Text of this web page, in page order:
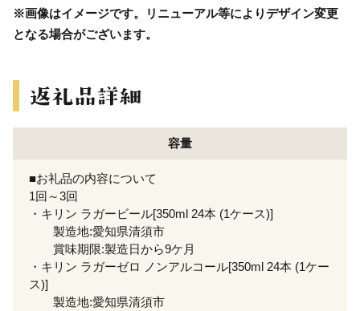
※画像はイメージです。リニューアル等によりデザイン変更
となる場合がございます。
容量
■お礼品の内容について
1回～3回
・キリン ラガービール[350ml 24本 (1ケース)]
製造地:愛知県清須市
賞味期限:製造日から9ケ月
・キリン ラガーゼロ ノンアルコール[350ml 24本 (1ケー
ス)]
製造地:愛知県清須市